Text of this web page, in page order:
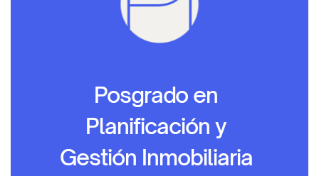
Posgrado en
Planificación y
Gestión Inmobiliaria